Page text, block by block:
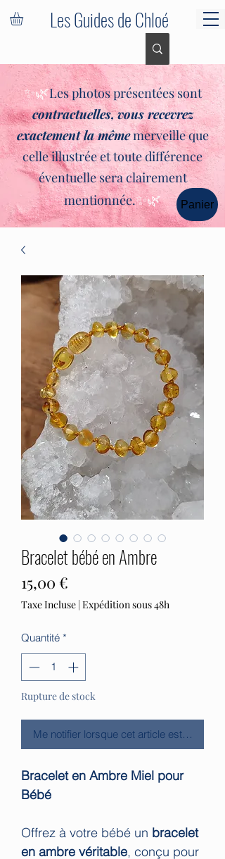
Les Guides de Chloé
✨🌿Les photos présentées sont
contractuelles,vous recevrez
exactement la mêmemerveille que
celle illustrée et toute différence
éventuelle sera clairement
mentionnée.✨🌿 Panier
Bracelet bébé en Ambre
15,00 €
Taxe Incluse | Expédition sous 48h
Quantité *
Rupture de stock
Me notifier lorsque cet article est disponible
Bracelet en Ambre Miel pour
Bébé
Offrez à votre bébé un bracelet
en ambre véritable, conçu pour